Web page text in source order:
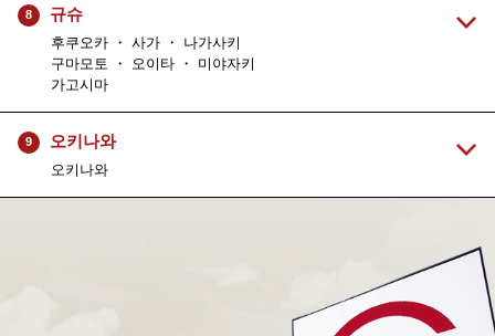
8 규슈
후쿠오카 ・ 사가 ・ 나가사키
구마모토 ・ 오이타 ・ 미야자키
가고시마
9 오키나와
오키나와